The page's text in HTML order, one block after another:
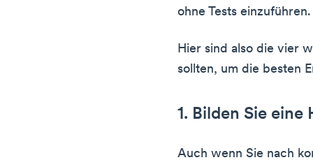
ohne Tests einzuführen.
Hier sind also die vier
sollten, um die besten
1. Bilden Sie eine
Auch wenn Sie nach